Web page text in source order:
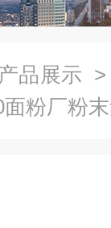
产品展示
粉厂粉